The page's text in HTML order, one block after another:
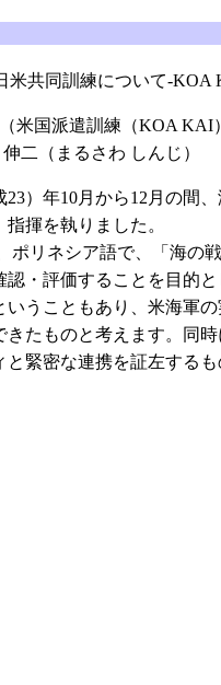
共同訓練について-KOA
米国派遣訓練（KOA KAI
二（まるさわ しんじ）
23）年10月から12月の間
揮を執りました。
ポリネシア語で、「海の
認・評価することを目的と
いうこともあり、米海軍
きたものと考えます。同
と緊密な連携を証左する